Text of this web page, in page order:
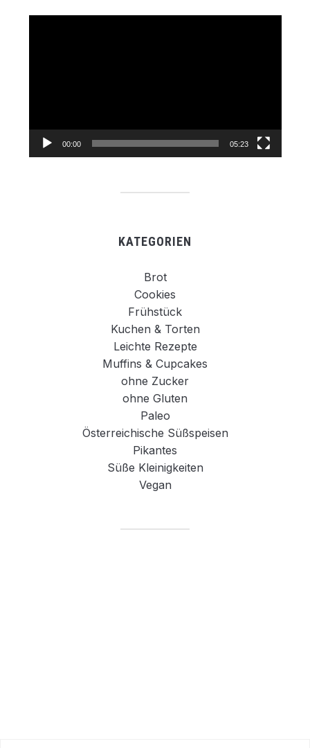
00:00 05:23
KATEGORIEN
Brot
Cookies
Frühstück
Kuchen & Torten
Leichte Rezepte
Muffins & Cupcakes
ohne Zucker
ohne Gluten
Paleo
Österreichische Süßspeisen
Pikantes
Süße Kleinigkeiten
Vegan